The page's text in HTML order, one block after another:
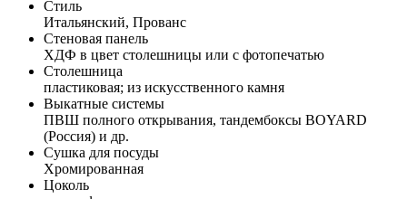
Стиль
Итальянский, Прованс
Стеновая панель
ХДФ в цвет столешницы или с фотопечатью
Столешница
пластиковая; из искусственного камня
Выкатные системы
ПВШ полного открывания, тандембоксы BOYARD
(Россия) и др.
Сушка для посуды
Хромированная
Цоколь